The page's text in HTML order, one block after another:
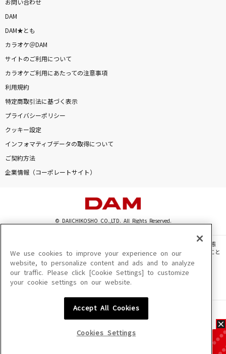
お問い合わせ
DAM
DAM★とも
カラオケ＠DAM
サイトのご利用について
カラオケご利用にあたっての注意事項
利用規約
特定商取引法に基づく表示
プライバシーポリシー
クッキー設定
インフォマティブデータの取得について
ご契約方法
企業情報（コーポレートサイト）
© DAIICHIKOSHO CO.,LTD. All Rights Reserved.
このサイトに掲載されている一切の文章・画像・写真・動画・音声等を、手段や形態
を問わず、著作権法の定める範囲を超えて無断で複製、転載、ファイル化などすること
を禁じます。
楽曲及びコンテンツは、機種によりご利用いただけない場合があります。
楽曲及びコンテンツの配信日、配信内容が変更になる場合があります。
We use cookies to improve your experience on our
website, to personalize content and ads and to analyze
our traffic. Please click [Cookie Settings] to customize
your cookie settings on our website.
Accept All Cookies
Cookies Settings